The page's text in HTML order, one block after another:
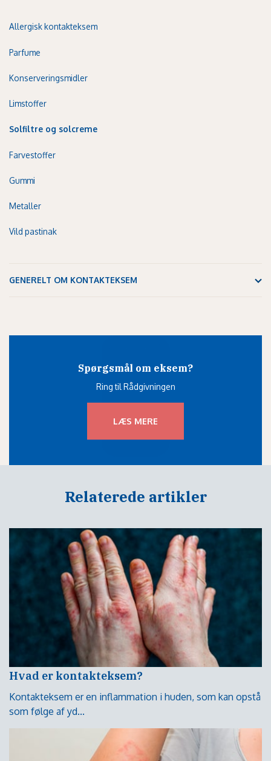
Allergisk kontakteksem
Parfume
Konserveringsmidler
Limstoffer
Solfiltre og solcreme
Farvestoffer
Gummi
Metaller
Vild pastinak
GENERELT OM KONTAKTEKSEM
Spørgsmål om eksem?
Ring til Rådgivningen
LÆS MERE
Relaterede artikler
Hvad er kontakteksem?
Kontakteksem er en inflammation i huden, som kan opstå
som følge af yd...